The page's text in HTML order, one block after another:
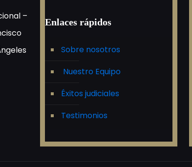
–
Enlaces rápidos
Sobre nosotros
Nuestro Equipo
Éxitos judiciales
Testimonios